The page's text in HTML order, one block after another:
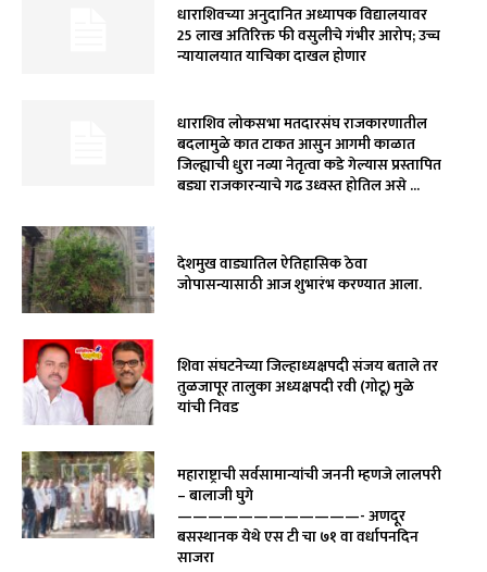
धाराशिवच्या अनुदानित अध्यापक विद्यालयावर
₹25 लाख अतिरिक्त फी वसुलीचे गंभीर आरोप; उच्च
न्यायालयात याचिका दाखल होणार
धाराशिव लोकसभा मतदारसंघ राजकारणातील
बदलामुळे कात टाकत आसुन आगमी काळात
जिल्ह्याची धुरा नव्या नेतृत्वा कडे गेल्यास प्रस्तापित
बड्या राजकारन्याचे गढ उध्वस्त होतिल असे ...
देशमुख वाड्यातिल ऐतिहासिक ठेवा
जोपासन्यासाठी आज शुभारंभ करण्यात आला.
शिवा संघटनेच्या जिल्हाध्यक्षपदी संजय बताले तर
तुळजापूर तालुका अध्यक्षपदी रवी (गोटू) मुळे
यांची निवड
महाराष्ट्राची सर्वसामान्यांची जननी म्हणजे लालपरी
– बालाजी घुगे
————————————- अणदूर
बसस्थानक येथे एस टी चा ७१ वा वर्धापनदिन
साजरा